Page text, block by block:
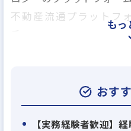
不動産流通プラットフ
私たちは不動産を中心
る「透明性」・「即時性
そしてその2つが担保さ
もっ
おす
【実務経験者歓迎】